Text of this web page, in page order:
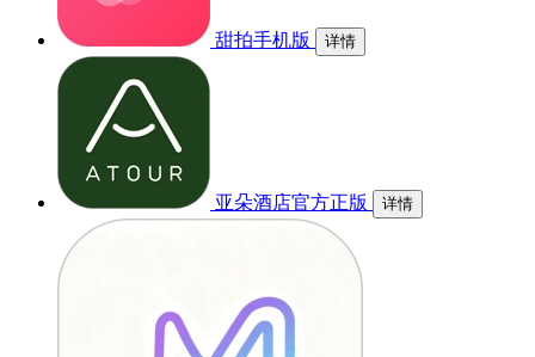
甜拍手机版 详情
亚朵酒店官方正版 详情